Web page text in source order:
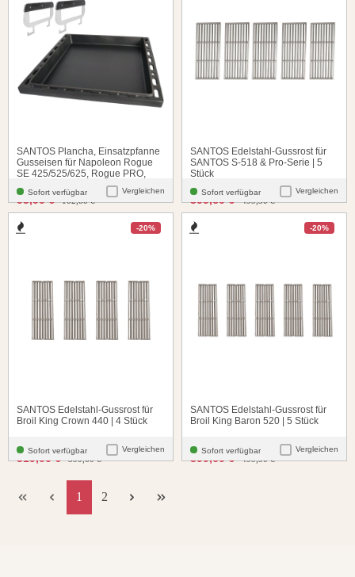
SANTOS Plancha, Einsatzpfanne
Gusseisen für Napoleon Rogue
SE 425/525/625, Rogue PRO,
PRO-S und Freestyle 365/425
95,90 € santosgrills-theme.listing.formerPrice:
102,80 €
Sofort verfügbar Vergleichen
SANTOS Edelstahl-Gussrost für
SANTOS S-518 & Pro-Serie | 5
Stück
399,60 € santosgrills-
499,50 €
Sofort verfügbar Vergleichen
-20%
SANTOS Edelstahl-Gussrost für
Broil King Crown 440 | 4 Stück
319,00 € santosgrills-theme.listing.formerPrice:
399,60 €
Sofort verfügbar Vergleichen
-20%
SANTOS Edelstahl-Gussrost für
Broil King Baron 520 | 5 Stück
399,60 € santosgrills-
499,50 €
Sofort verfügbar Vergleichen
1 2